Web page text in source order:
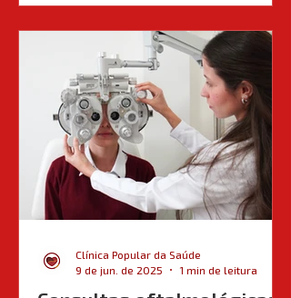
Clínica Popular da Saúde
9 de jun. de 2025
1 min de leitura